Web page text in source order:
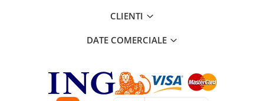
CLIENTI
DATE COMERCIALE